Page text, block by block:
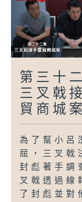
第三十
三叉戟
貿商城案
為了幫小呂
屈，三叉戟
封彪著手調
叉戟透過線
了封彪並對